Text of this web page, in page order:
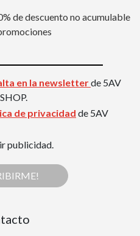
de descuento no acumulable
en la newsletterde 5AV
SHOP.
de privacidad de 5AV
publicidad.